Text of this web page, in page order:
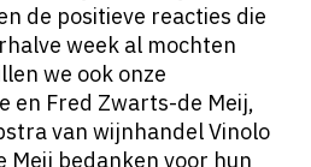
de positieve reacties die
week al mochten
we ook onze
en Fred Zwarts-de Meij,
van wijnhandel Vinolo
Meij bedanken voor hun